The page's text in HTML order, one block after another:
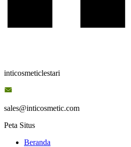
inticosmeticlestari
sales@inticosmetic.com
Peta Situs
Beranda